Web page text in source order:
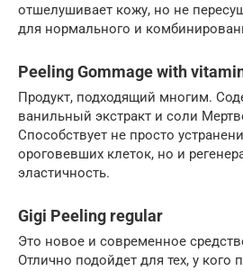
отшелушивает кожу, но не
для нормального и
Peeling Gommage with
Продукт, подходящий многим.
ванильный экстракт и соли
Способствует не просто
ороговевших клеток, но и
эластичность.
Gigi Peeling regular
Это новое и современное
Отлично подойдет для тех, у кого